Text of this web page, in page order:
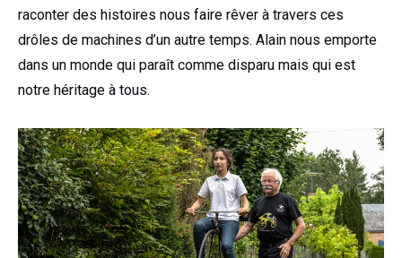
raconter des histoires nous faire rêver à travers ces
drôles de machines d’un autre temps. Alain nous emporte
dans un monde qui paraît comme disparu mais qui est
notre héritage à tous.